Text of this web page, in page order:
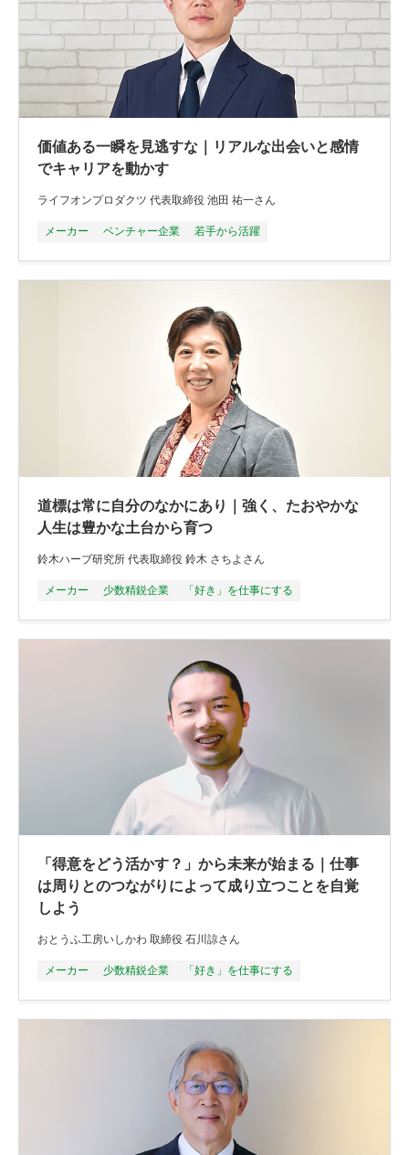
価値ある一瞬を見逃すな｜リアルな出会いと感情
でキャリアを動かす
ライフオンプロダクツ 代表取締役 池田 祐一さん
メーカー ベンチャー企業 若手から活躍
道標は常に自分のなかにあり｜強く、たおやかな
人生は豊かな土台から育つ
鈴木ハーブ研究所 代表取締役 鈴木 さちよさん
メーカー 少数精鋭企業 「好き」を仕事にする
「得意をどう活かす？」から未来が始まる｜仕事
は周りとのつながりによって成り立つことを自覚
しよう
おとうふ工房いしかわ 取締役 石川諒さん
メーカー 少数精鋭企業 「好き」を仕事にする